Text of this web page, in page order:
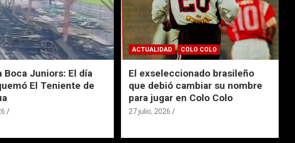
Boca Juniors: El día
El Teniente de
ACTUALIDAD COLO COLO
El exseleccionado brasileño
que debió cambiar su nombre
para jugar en Colo Colo
27 julio, 2026